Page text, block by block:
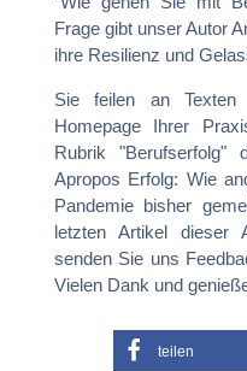
Frage gibt unser Autor
ihre Resilienz und
Sie feilen an
Homepage Ihrer
Rubrik "Berufserfolg"
Apropos Erfolg: Wie
Pandemie bisher
letzten Artikel dieser
senden Sie uns
Vielen Dank und
teilen